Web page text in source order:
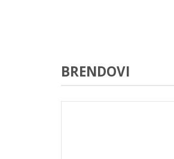
BRENDOVI